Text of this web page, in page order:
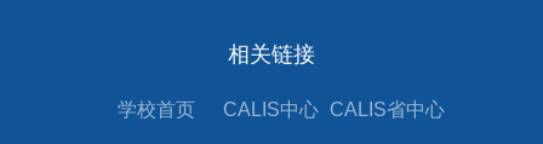
相关链接
学校首页 CALIS中心 CALIS省中心